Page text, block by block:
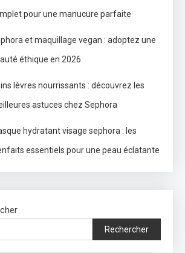
pour une manucure parfaite
et maquillage vegan : adoptez une
éthique en 2026
lèvres nourrissants : découvrez les
astuces chez Sephora
hydratant visage sephora : les
essentiels pour une peau éclatante
Rechercher